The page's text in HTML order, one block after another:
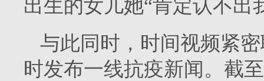
出生的女儿她“肯定认不出
与此同时，时间视频紧
时发布一线抗疫新闻。截